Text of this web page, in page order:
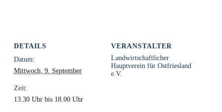
DETAILS
Datum:
Mittwoch, 9. September
Zeit:
13.30 Uhr bis 18.00 Uhr
VERANSTALTER
Landwirtschaftlicher
Hauptverein für Ostfriesland
e.V.